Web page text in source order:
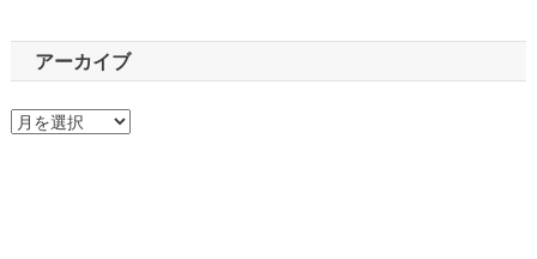
アーカイブ
ア